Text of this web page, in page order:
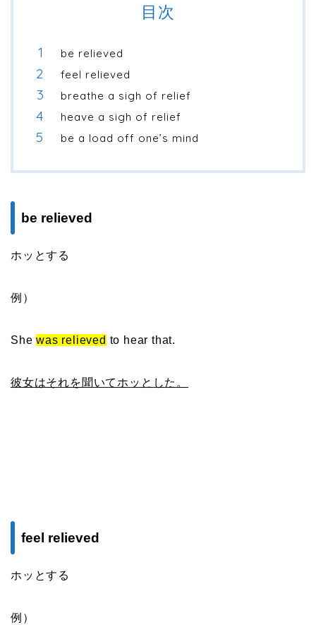
目次
be relieved
feel relieved
breathe a sigh of relief
heave a sigh of relief
be a load off one’s mind
be relieved
ホッとする
例）
Shewas relieved to hear that.
彼女はそれを聞いてホッとした。
feel relieved
ホッとする
例）